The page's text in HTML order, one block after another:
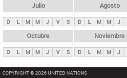
l
e
s
Julio
D L M M J V S
Agosto
D L M M J
Octubre
D L M M J V S
Noviembre
D L M M J
COPYRIGHT © 2026 UNITED NATIONS